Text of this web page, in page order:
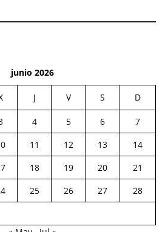
junio 2026
J V S D
4 5 6
7
11 12 13
14
18 19 20
21
25 26 27
28